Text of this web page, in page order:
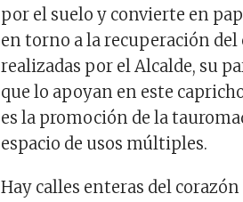
por el suelo y convierte en
en torno a la recuperación
realizadas por el Alcalde, su
que lo apoyan en este
es la promoción de la
espacio de usos múltiples.
Hay calles enteras del